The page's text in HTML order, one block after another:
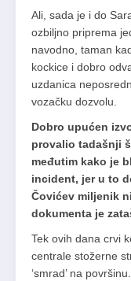
Ali, sada je i do
ozbiljno priprema
navodno, taman
kockice i dobro
uzdanica
vozačku dozvolu.
Dobro upućen
provalio tadašnji
međutim kako je
incident, jer u to
Čovićev miljenik
dokumenta je
Tek ovih dana crvi
centrale stožerne
‘smrad’ na površinu.